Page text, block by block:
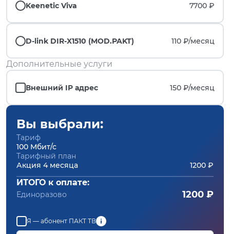
Keenetic Viva 7700 ₽
D-link DIR-X1510 (MOD.PAKT) 110 ₽/месяц
Дополнительные услуги
Внешний IP адрес 150 ₽/месяц
Вы выбрали:
Тариф
100 Мбит/с
Тарифный план
Акция 4 месяца
1200 ₽
ИТОГО к оплате:
Единоразово 1200 ₽
Я — абонент ПАКТ ТВ